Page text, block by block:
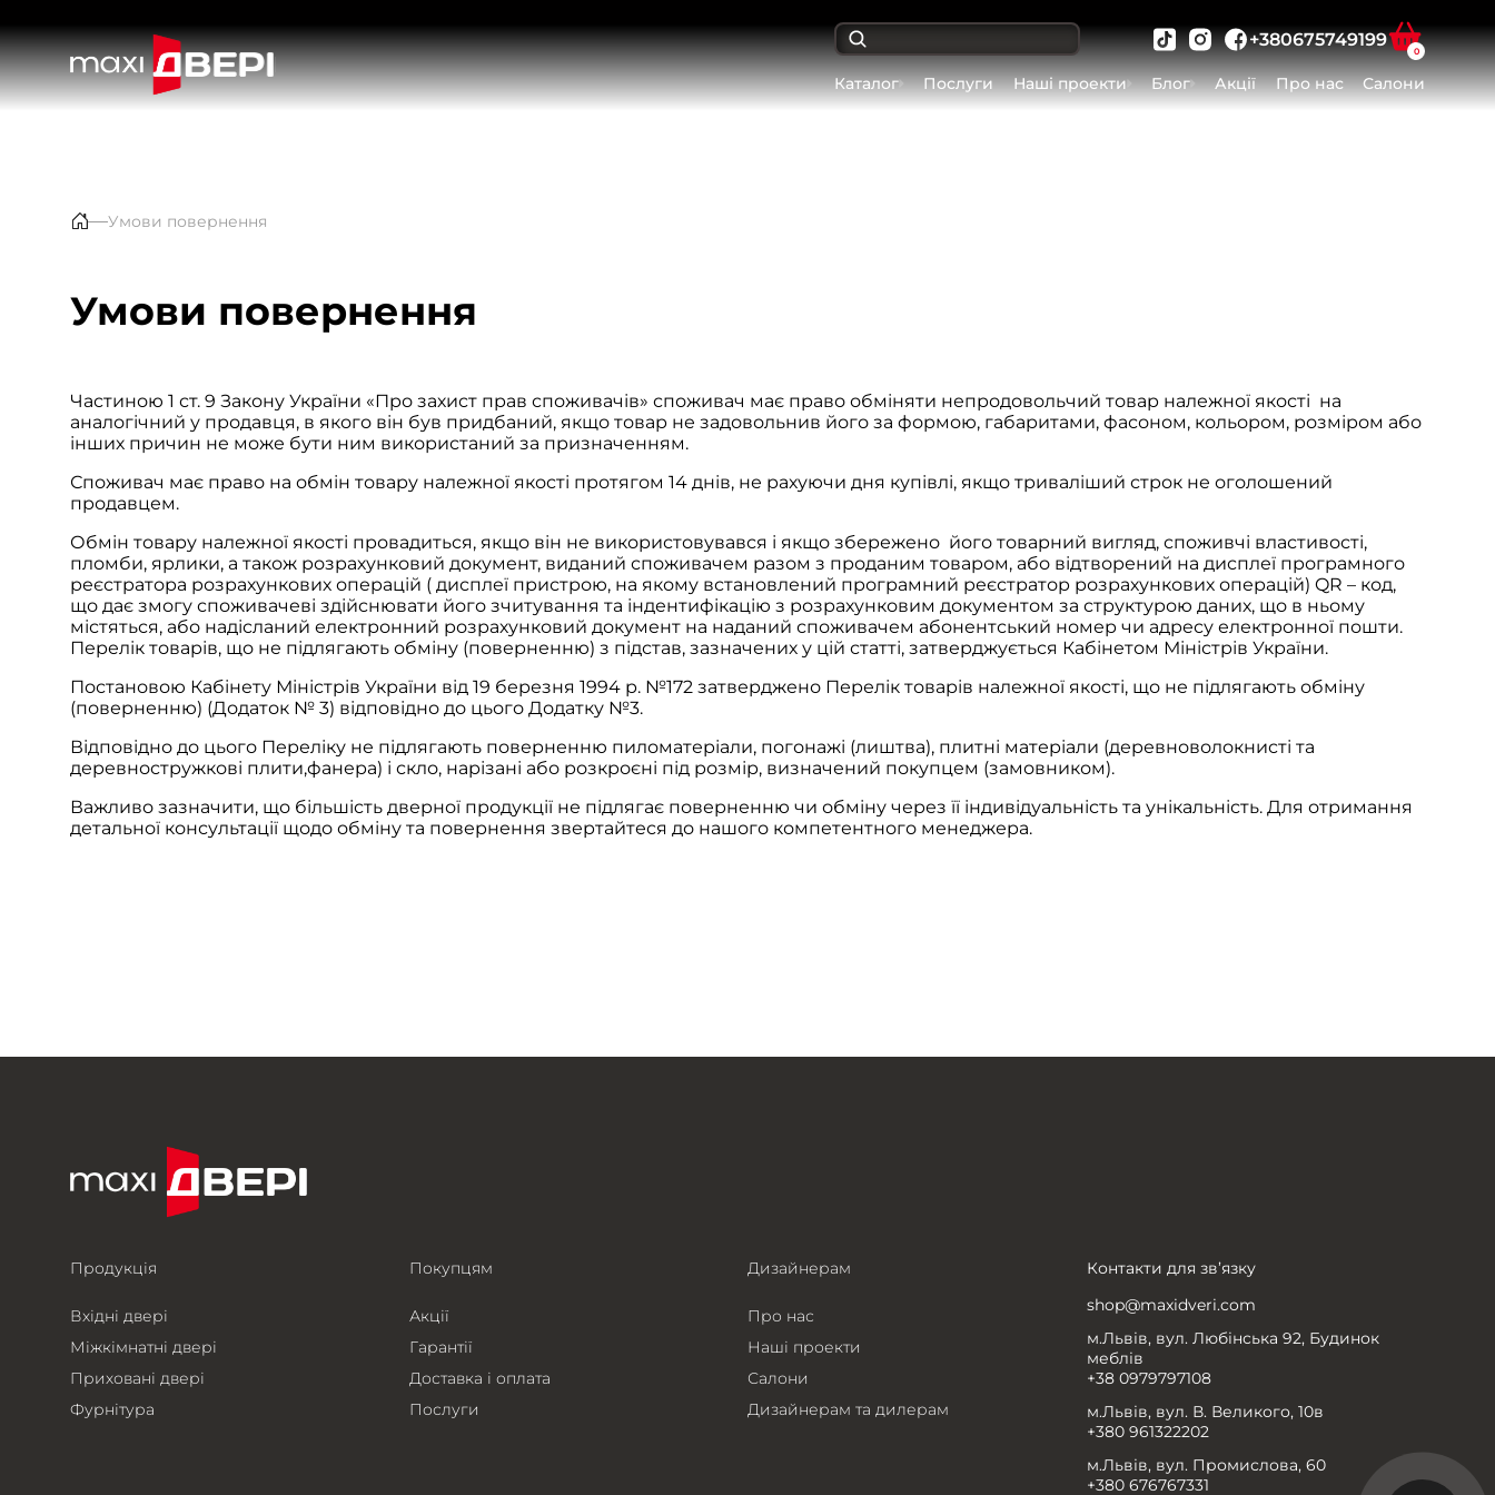
+380675749199
0
Каталог Послуги Наші проекти Блог Акції Про нас Салони
Умови повернення
Умови повернення
Частиною 1 ст. 9 Закону України «Про захист прав споживачів» споживач має право обміняти непродовольчий товар належної якості на
аналогічний у продавця, в якого він був придбаний, якщо товар не задовольнив його за формою, габаритами, фасоном, кольором, розміром або
інших причин не може бути ним використаний за призначенням.
Споживач має право на обмін товару належної якості протягом 14 днів, не рахуючи дня купівлі, якщо триваліший строк не оголошений
продавцем.
Обмін товару належної якості провадиться, якщо він не використовувався і якщо збережено його товарний вигляд, споживчі властивості,
пломби, ярлики, а також розрахунковий документ, виданий споживачем разом з проданим товаром, або відтворений на дисплеї програмного
реєстратора розрахункових операцій ( дисплеї пристрою, на якому встановлений програмний реєстратор розрахункових операцій) QR – код,
що дає змогу споживачеві здійснювати його зчитування та індентифікацію з розрахунковим документом за структурою даних, що в ньому
містяться, або надісланий електронний розрахунковий документ на наданий споживачем абонентський номер чи адресу електронної пошти.
Перелік товарів, що не підлягають обміну (поверненню) з підстав, зазначених у цій статті, затверджується Кабінетом Міністрів України.
Постановою Кабінету Міністрів України від 19 березня 1994 р. №172 затверджено Перелік товарів належної якості, що не підлягають обміну
(поверненню) (Додаток № 3) відповідно до цього Додатку №3.
Відповідно до цього Переліку не підлягають поверненню пиломатеріали, погонажі (лиштва), плитні матеріали (деревноволокнисті та
деревностружкові плити,фанера) і скло, нарізані або розкроєні під розмір, визначений покупцем (замовником).
Важливо зазначити, що більшість дверної продукції не підлягає поверненню чи обміну через її індивідуальність та унікальність. Для отримання
детальної консультації щодо обміну та повернення звертайтеся до нашого компетентного менеджера.
Продукція
Вхідні двері
Міжкімнатні двері
Приховані двері
Фурнітура
Покупцям
Акції
Гарантії
Доставка і оплата
Послуги
Дизайнерам
Про нас
Наші проекти
Салони
Дизайнерам та дилерам
Контакти для зв’язку
shop@maxidveri.com
м.Львів, вул. Любінська 92, Будинок
меблів
+38 0979797108
м.Львів, вул. В. Великого, 10в
+380 961322202
м.Львів, вул. Промислова, 60
+380 676767331